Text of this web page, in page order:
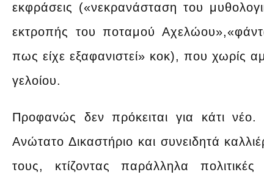
εκφράσεις («νεκρανάσταση του
εκτροπής του ποταμού
πως είχε εξαφανιστεί» κοκ), που χωρίς
γελοίου.
Προφανώς δεν πρόκειται για κάτι
Ανώτατο Δικαστήριο και συνειδητά
τους, κτίζοντας παράλληλα